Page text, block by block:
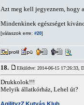
Azt meg kell jegyeznem, hogy
Mindenkinek egészséget
[válaszok erre: #20]
18. Elküldve: 2014-06-15 17:26:33,
Drukkolok!!!
Melyik állatkórház, Lehel út?